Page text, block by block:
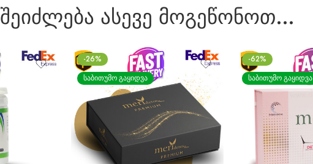
შეიძლება ასევე მოგეწონოთ…
-62%
ᲡᲐᲑᲘᲗᲣᲛᲝ ᲒᲐᲧᲘᲓᲕᲐ
-44%
ᲡᲐᲑᲘᲗᲣᲛᲝ ᲒᲐᲧᲘᲓᲕᲐ